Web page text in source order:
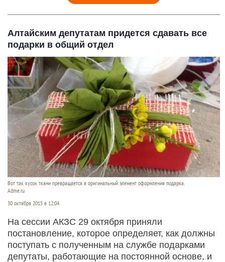
Алтайским депутатам придется сдавать все
подарки в общий отдел
Вот так кусок ткани превращается в оригинальный элемент оформления подарка.
Adme.ru
30 октября 2015 в 12:04
На сессии АКЗС 29 октября приняли
постановление, которое определяет, как должны
поступать с полученным на службе подарками
депутаты, работающие на постоянной основе, и